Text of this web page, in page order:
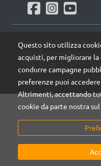
Copyright © 2004-2026.
riproduzione anche
Rota, 25 int. 1 - 57121
Questo sito utilizza
acquisti, per migliorare
condurre campagne
preferenze puoi
Altrimenti, accettando
cookie da parte nostra